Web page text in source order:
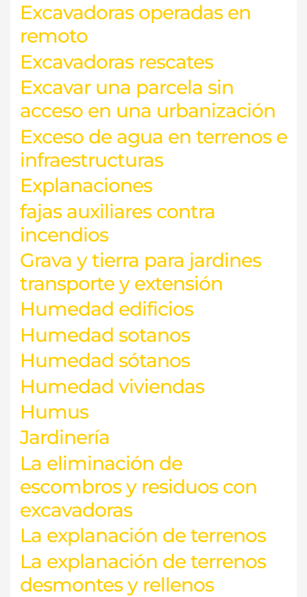
Excavadoras operadas en
remoto
Excavadoras rescates
Excavar una parcela sin
acceso en una urbanización
Exceso de agua en terrenos e
infraestructuras
Explanaciones
fajas auxiliares contra
incendios
Grava y tierra para jardines
transporte y extensión
Humedad edificios
Humedad sotanos
Humedad sótanos
Humedad viviendas
Humus
Jardinería
La eliminación de
escombros y residuos con
excavadoras
La explanación de terrenos
La explanación de terrenos
desmontes y rellenos